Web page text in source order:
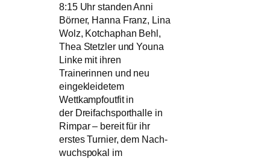
8:15 Uhr standen Anni
Börner, Hanna Franz, Lina
Wolz, Kotchaphan Behl,
Thea Stetzler und Youna
Linke mit ihren
Trainerinnen und neu
eingekleidetem
Wettkampfoutfit in
der Dreifachsporthalle in
Rimpar – bereit für ihr
erstes Turnier, dem Nach-
wuchspokal im